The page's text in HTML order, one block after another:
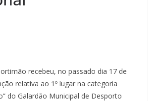
recebeu, no passado dia 17 de
relativa ao 1º lugar na categoria
do Galardão Municipal de Desporto